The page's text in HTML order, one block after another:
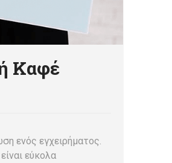
Καφέ
ενός εγχειρήματος.
εύκολα